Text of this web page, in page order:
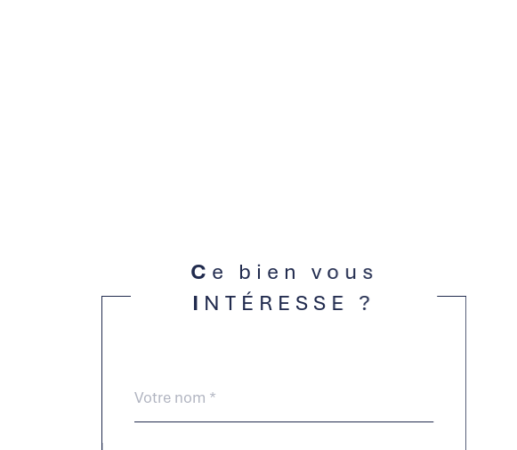
Ce bien vous
INTÉRESSE ?
par
*